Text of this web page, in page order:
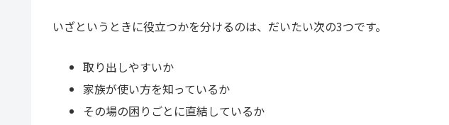
いざというときに役立つかを分けるのは、だいたい次の3つです。
取り出しやすいか
家族が使い方を知っているか
その場の困りごとに直結しているか